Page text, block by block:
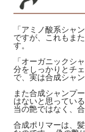
「アミノ酸系シャ
ですが、これもま
す。
「オーガニックシ
分をしっかりとチ
で、実は合成シャ
また合成シャンプ
はないと思ってい
当の艶ではなく、
合成ポリマーは、